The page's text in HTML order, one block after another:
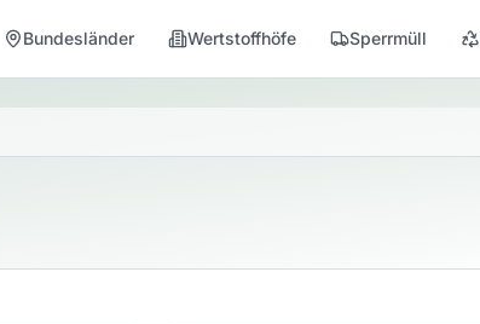
Bundesländer Wertstoffhöfe Sperrmüll